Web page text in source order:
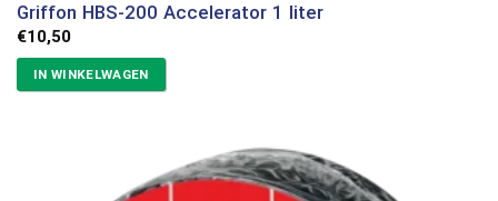
Griffon HBS-200 Accelerator 1 liter
€10,50
IN WINKELWAGEN